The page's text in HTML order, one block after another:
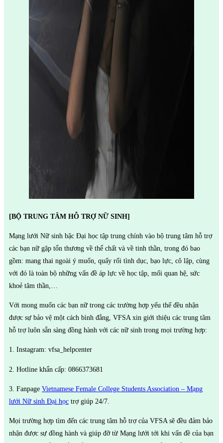
[BỘ TRUNG TÂM HỖ TRỢ NỮ SINH]
Mạng lưới Nữ sinh bậc Đại học tập trung chính vào bộ trung tâm hỗ trợ
các bạn nữ gặp tổn thương về thể chất và về tinh thần, trong đó bao
gồm: mang thai ngoài ý muốn, quấy rối tình dục, bạo lực, cô lập, cùng
với đó là toàn bộ những vấn đề áp lực về học tập, mối quan hệ, sức
khoẻ tâm thần,…
Với mong muốn các bạn nữ trong các trường hợp yếu thế đều nhận
được sự bảo vệ một cách bình đẳng, VFSA xin giới thiệu các trung tâm
hỗ trợ luôn sẵn sàng đồng hành với các nữ sinh trong mọi trường hợp:
1. Instagram: vfsa_helpcenter
2. Hotline khẩn cấp: 0866373681
3. Fanpage Vietnamese Female College Students Association – Mạng
lưới Nữ sinh Đại học trợ giúp 24/7.
Mọi trường hợp tìm đến các trung tâm hỗ trợ của VFSA sẽ đều đảm bảo
nhận được sự đồng hành và giúp đỡ từ Mạng lưới tới khi vấn đề của bạn